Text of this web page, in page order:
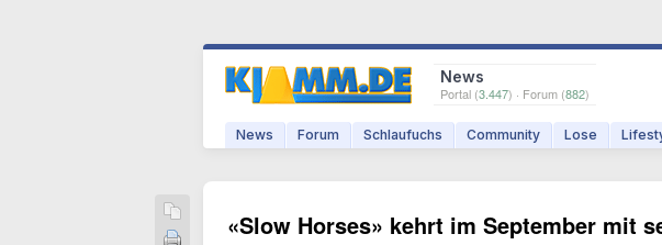
News
Portal (3.447) · Forum (882)
News Forum Schlaufuchs Community Lose
«Slow Horses» kehrt im September mit